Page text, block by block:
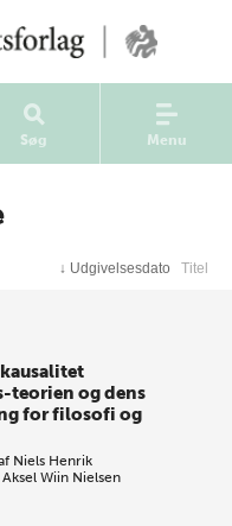
Søg Menu
↓ Udgivelsesdato Titel
teorien og dens
for filosofi og
Niels Henrik
Aksel Wiin Nielsen